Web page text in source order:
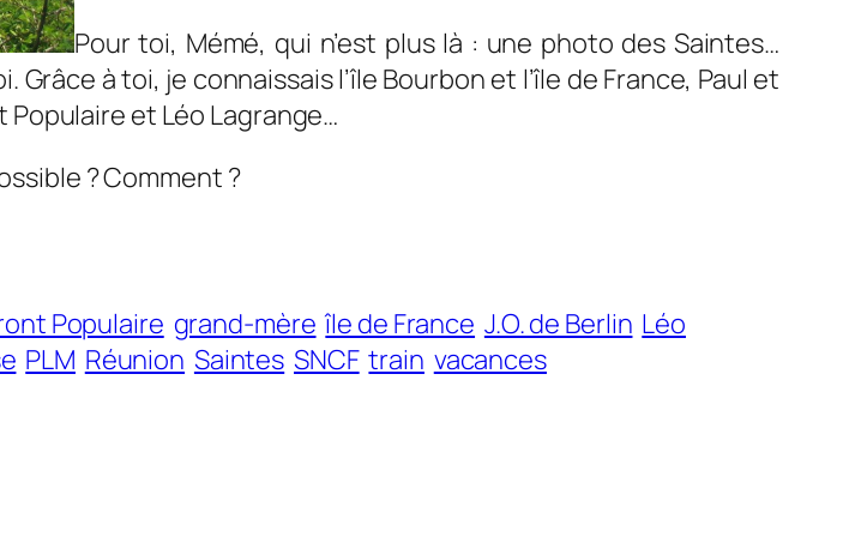
Pour toi, Mémé, qui n’est plus là : une photo des Saintes…
à toi, je connaissais l’île Bourbon et l’île de France, Paul et
Populaire et Léo Lagrange…
? Comment ?
Populaire grand-mère île de France J.O. de Berlin Léo
PLM Réunion Saintes SNCF train vacances